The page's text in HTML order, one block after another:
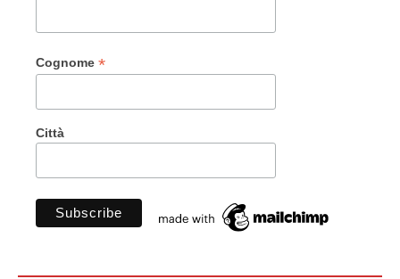
Cognome *
Città